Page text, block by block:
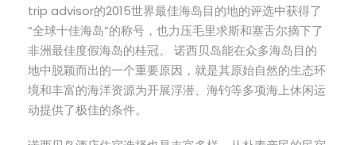
trip advisor的2015世界最佳海岛目的地的评选中获得了
“全球十佳海岛”的称号，也力压毛里求斯和塞舌尔摘下了
非洲最佳度假海岛的桂冠。 诺西贝岛能在众多海岛目的
地中脱颖而出的一个重要原因，就是其原始自然的生态环
境和丰富的海洋资源为开展浮潜、海钓等多项海上休闲运
动提供了极佳的条件。